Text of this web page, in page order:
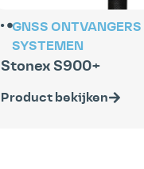
GNSS ONTVANGERS
SYSTEMEN
Stonex S900+
Product bekijken